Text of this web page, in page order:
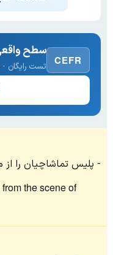
CEFR
سطح
تست رایگان · ۳۰ سوال · نتیجه فوری
پلیس تماشاچیان را
the scene of